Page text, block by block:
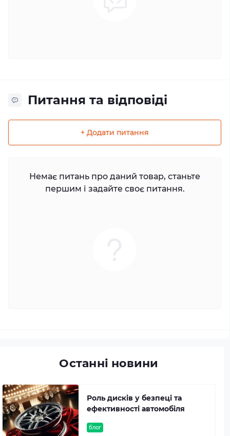
Питання та відповіді
+ Додати питання
Немає питань про даний товар, станьте
першим і задайте своє питання.
Останні новини
блог
Роль дисків у безпеці та
ефективності автомобіля